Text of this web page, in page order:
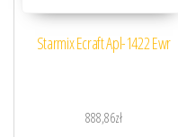
Starmix Ecraft Apl-1422 Ewr
888,86zł